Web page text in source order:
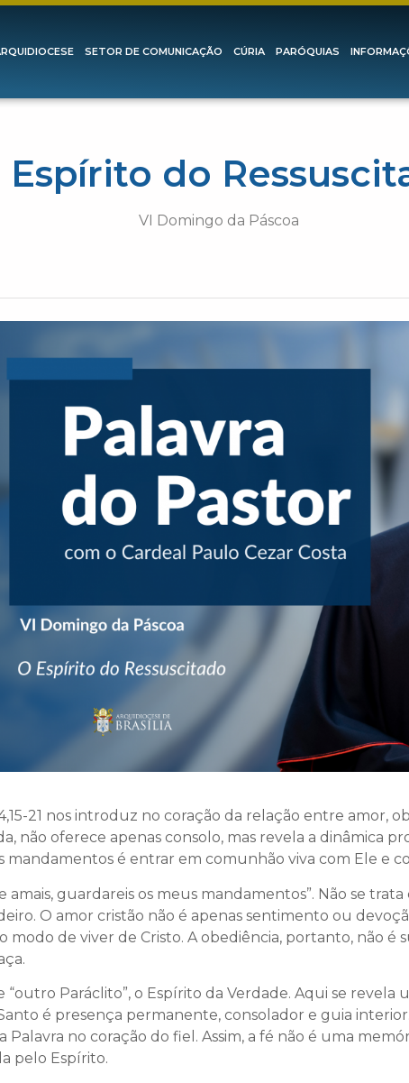
SETOR DE COMUNICAÇÃO CÚRIA PARÓQUIAS
Espírito do
VI Domingo da Páscoa
21 nos introduz no coração da relação entre amor,
não oferece apenas consolo, mas revela a dinâmica
mandamentos é entrar em comunhão viva com Ele e
amais, guardareis os meus mandamentos”. Não se
O amor cristão não é apenas sentimento ou
de viver de Cristo. A obediência, portanto, não é
Paráclito”, o Espírito da Verdade. Aqui se revela
é presença permanente, consolador e guia
Palavra no coração do fiel. Assim, a fé não é uma
pelo Espírito.